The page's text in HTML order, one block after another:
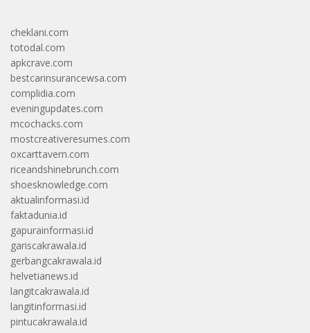
cheklani.com
totodal.com
apkcrave.com
bestcarinsurancewsa.com
complidia.com
eveningupdates.com
mcochacks.com
mostcreativeresumes.com
oxcarttavern.com
riceandshinebrunch.com
shoesknowledge.com
aktualinformasi.id
faktadunia.id
gapurainformasi.id
gariscakrawala.id
gerbangcakrawala.id
helvetianews.id
langitcakrawala.id
langitinformasi.id
pintucakrawala.id